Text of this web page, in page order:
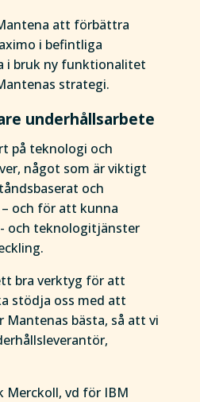
att förbättra
i befintliga
i bruk ny funktionalitet
strategi.
underhållsarbete
på teknologi och
något som är viktigt
och
och för att kunna
och teknologitjänster
bra verktyg för att
stödja oss med att
bästa, så att vi
Merckoll, vd för IBM